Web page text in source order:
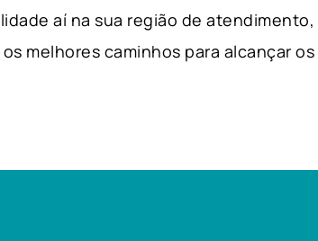
aí na sua região de
melhores caminhos para alcançar